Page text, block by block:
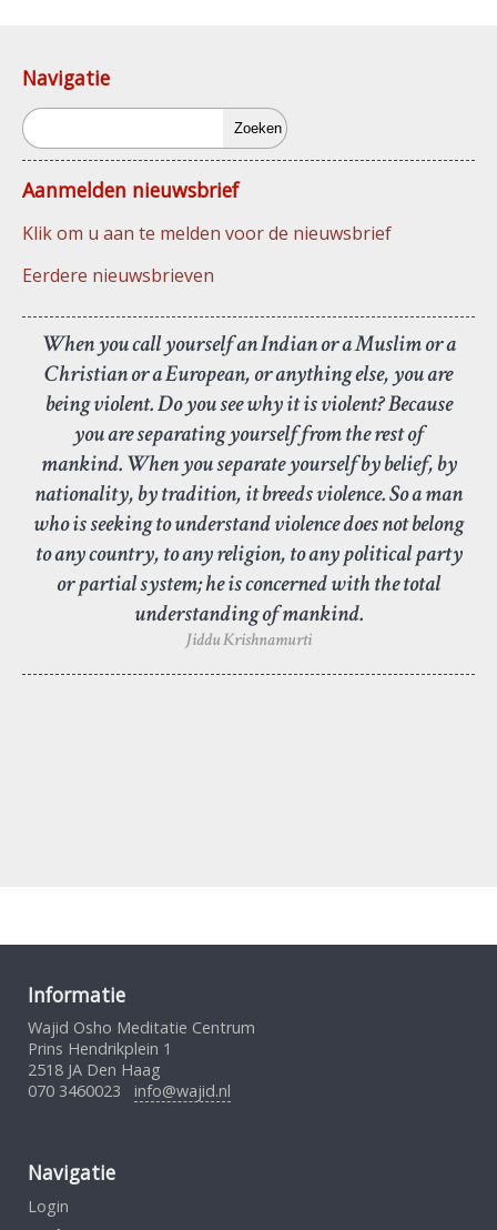
Navigatie
Zoeken
Aanmelden nieuwsbrief
Klik om u aan te melden voor de nieuwsbrief
Eerdere nieuwsbrieven
When you call yourself an Indian or a Muslim or a
Christian or a European, or anything else, you are
being violent. Do you see why it is violent? Because
you are separating yourself from the rest of
mankind. When you separate yourself by belief, by
nationality, by tradition, it breeds violence. So a man
who is seeking to understand violence does not belong
to any country, to any religion, to any political party
or partial system; he is concerned with the total
understanding of mankind.
Jiddu Krishnamurti
Informatie
Wajid Osho Meditatie Centrum
Prins Hendrikplein 1
2518 JA Den Haag
070 3460023 info@wajid.nl
Navigatie
Login